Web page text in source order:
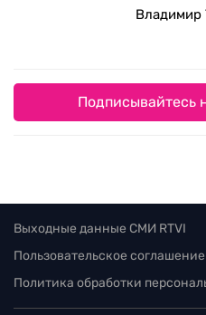
Владимир
Подписывайтесь
Выходные данные СМИ RTVI
Пользовательское соглашение
Политика обработки